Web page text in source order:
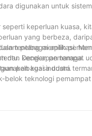
digunakan untuk
keperluan kuasa,
yang berbeza,
tentang memilih
dan kecekapan tenaga.
pelbagai aplikasi.
Dengan pemampat
pelbagai industri.
kuasa udara
belok teknologi
diberikan oleh
yang berjalan lancar